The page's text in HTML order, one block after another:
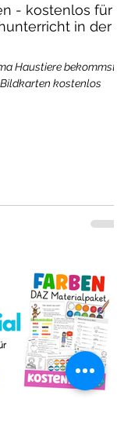
- kostenlos für
in der
Haustiere bekommst
kostenlos